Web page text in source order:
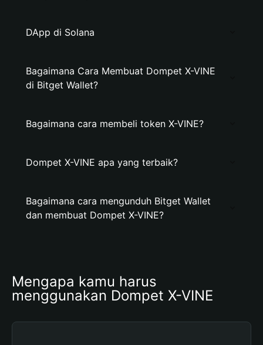
DApp di Solana
Bagaimana Cara Membuat Dompet X-VINE
di Bitget Wallet?
Bagaimana cara membeli token X-VINE?
Dompet X-VINE apa yang terbaik?
Bagaimana cara mengunduh Bitget Wallet
dan membuat Dompet X-VINE?
Mengapa kamu harus
menggunakan Dompet X-VINE